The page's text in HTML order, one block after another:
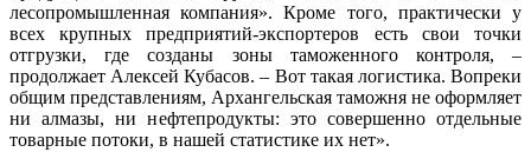
лесопромышленная компания». Кроме того, практически у
всех крупных предприятий-экспортеров есть свои точки
отгрузки, где созданы зоны таможенного контроля, –
продолжает Алексей Кубасов. – Вот такая логистика. Вопреки
общим представлениям, Архангельская таможня не оформляет
ни алмазы, ни нефтепродукты: это совершенно отдельные
товарные потоки, в нашей статистике их нет».